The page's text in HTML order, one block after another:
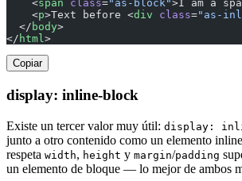
    <
span class="as-block">I am a
    <
p>Text before <div class="as-
  </
body>
</ html>
Copiar
display: inline-block
Existe un tercer valor muy útil: display:
junto a otro contenido como un elemento
respeta width, height y margin/padding
un elemento de bloque — lo mejor de ambos